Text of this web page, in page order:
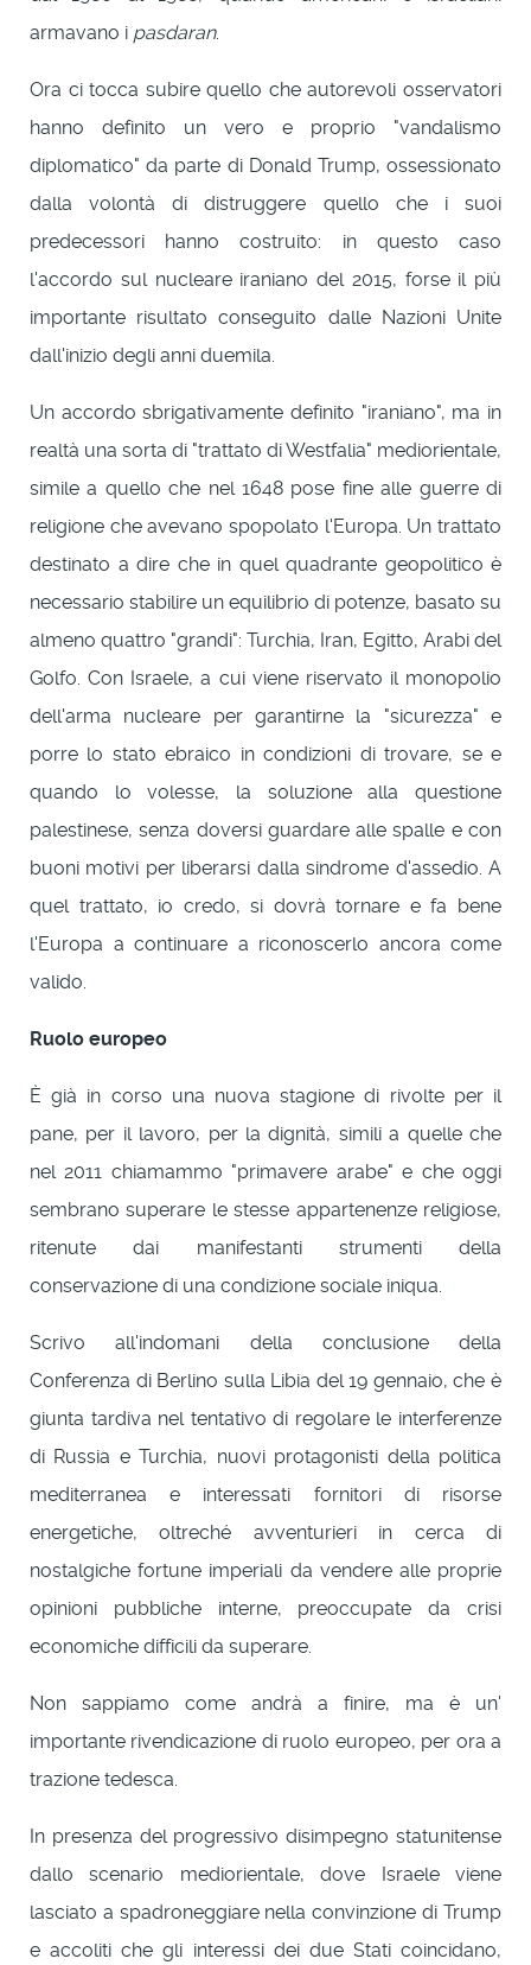
armavano i pasdaran.
Ora ci tocca subire quello che autorevoli osservatori
hanno definito un vero e proprio "vandalismo
diplomatico" da parte di Donald Trump, ossessionato
dalla volontà di distruggere quello che i suoi
predecessori hanno costruito: in questo caso
l'accordo sul nucleare iraniano del 2015, forse il più
importante risultato conseguito dalle Nazioni Unite
dall'inizio degli anni duemila.
Un accordo sbrigativamente definito "iraniano", ma in
realtà una sorta di "trattato di Westfalia" mediorientale,
simile a quello che nel 1648 pose fine alle guerre di
religione che avevano spopolato l'Europa. Un trattato
destinato a dire che in quel quadrante geopolitico è
necessario stabilire un equilibrio di potenze, basato su
almeno quattro "grandi": Turchia, Iran, Egitto, Arabi del
Golfo. Con Israele, a cui viene riservato il monopolio
dell'arma nucleare per garantirne la "sicurezza" e
porre lo stato ebraico in condizioni di trovare, se e
quando lo volesse, la soluzione alla questione
palestinese, senza doversi guardare alle spalle e con
buoni motivi per liberarsi dalla sindrome d'assedio. A
quel trattato, io credo, si dovrà tornare e fa bene
l'Europa a continuare a riconoscerlo ancora come
valido.
Ruolo europeo
È già in corso una nuova stagione di rivolte per il
pane, per il lavoro, per la dignità, simili a quelle che
nel 2011 chiamammo "primavere arabe" e che oggi
sembrano superare le stesse appartenenze religiose,
ritenute dai manifestanti strumenti della
conservazione di una condizione sociale iniqua.
Scrivo all'indomani della conclusione della
Conferenza di Berlino sulla Libia del 19 gennaio, che è
giunta tardiva nel tentativo di regolare le interferenze
di Russia e Turchia, nuovi protagonisti della politica
mediterranea e interessati fornitori di risorse
energetiche, oltreché avventurieri in cerca di
nostalgiche fortune imperiali da vendere alle proprie
opinioni pubbliche interne, preoccupate da crisi
economiche difficili da superare.
Non sappiamo come andrà a finire, ma è un'
importante rivendicazione di ruolo europeo, per ora a
trazione tedesca.
In presenza del progressivo disimpegno statunitense
dallo scenario mediorientale, dove Israele viene
lasciato a spadroneggiare nella convinzione di Trump
e accoliti che gli interessi dei due Stati coincidano,